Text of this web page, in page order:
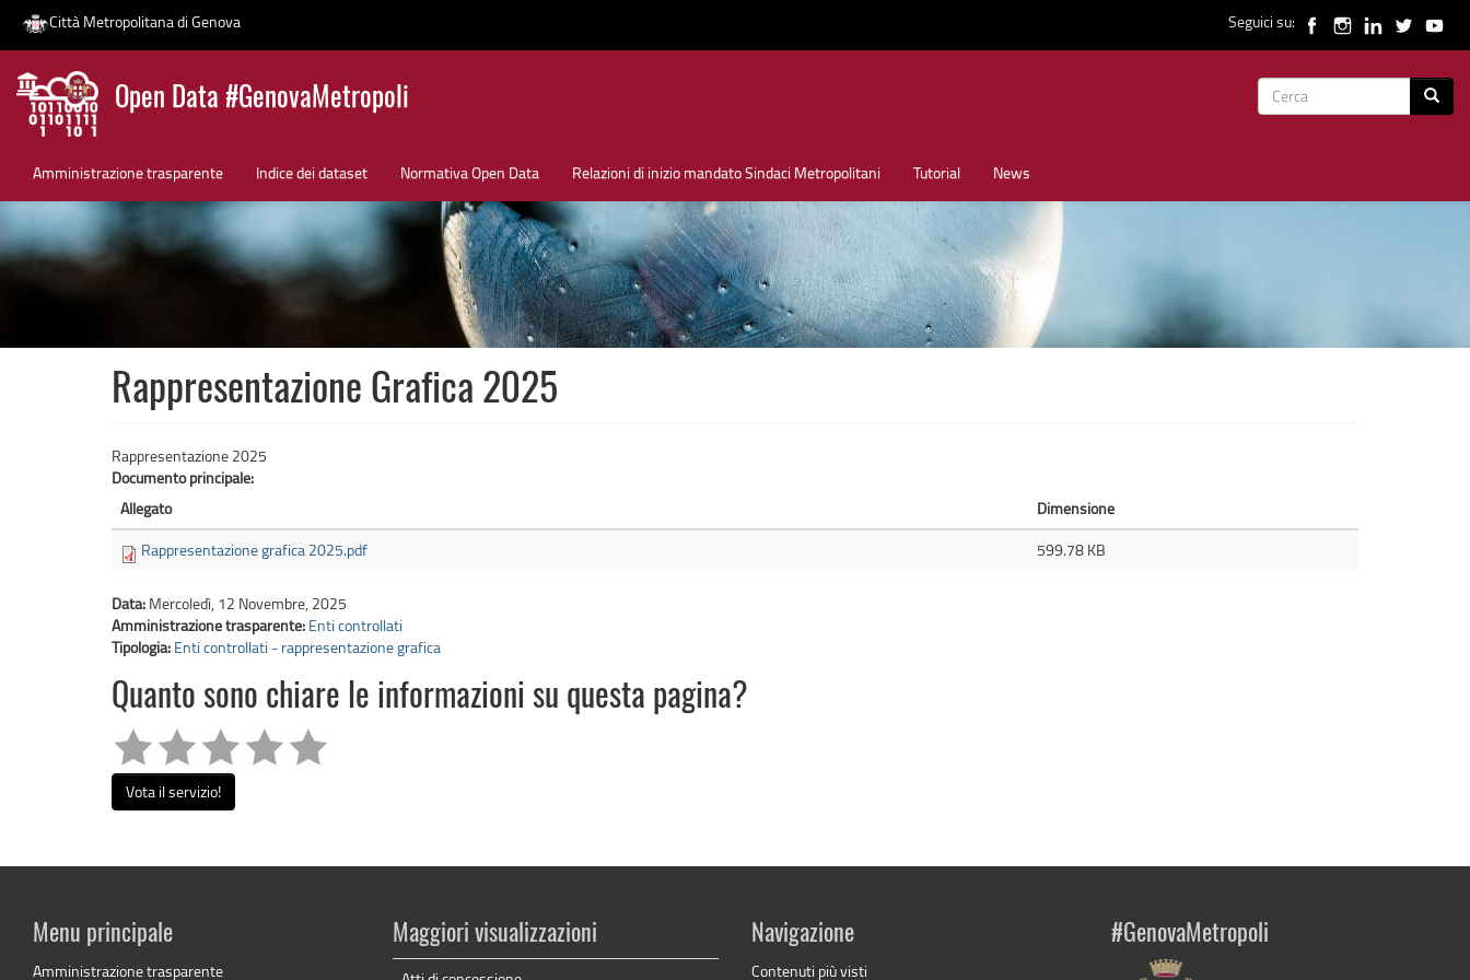
Salta
contenuto
Città Metropolitana di Genova Seguici su:
Open Data #GenovaMetropoli
Form
Amministrazione trasparente Indice dei dataset Normativa Open Data Relazioni di inizio mandato Sindaci Metropolitani Tutorial News
News
Rappresentazione Grafica 2025
Rappresentazione 2025
Documento principale:
Allegato
Dimensione
Rappresentazione grafica 2025.pdf
599.78 KB
Data: Mercoledì, 12 Novembre, 2025
Amministrazione trasparente: Enti controllati
Tipologia: Enti controllati - rappresentazione grafica
Quanto sono chiare le informazioni su questa pagina?
Vota il servizio!
Menu principale
Amministrazione trasparente
Maggiori visualizzazioni Navigazione
Contenuti più visti
#GenovaMetropoli